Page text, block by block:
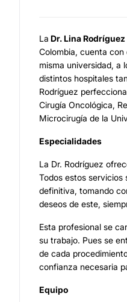
La Dr. Lina Rodríguez
Colombia, cuenta
misma universidad, a
distintos hospitales
Rodríguez
Cirugía Oncológica,
Microcirugía de la
Especialidades
La Dr. Rodríguez
Todos estos servicios
definitiva, tomando
deseos de este,
Esta profesional se
su trabajo. Pues se
de cada
confianza necesaria
Equipo